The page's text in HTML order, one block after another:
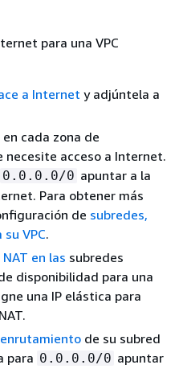
para una VPC
a Internet y adjúntela a
cada zona de
necesite acceso a Internet.
0.0.0.0/0 apuntar a la
Para obtener más
de subredes,
VPC.
en las subredes
disponibilidad para una
una IP elástica para
de su subred
para 0.0.0.0/0 apuntar